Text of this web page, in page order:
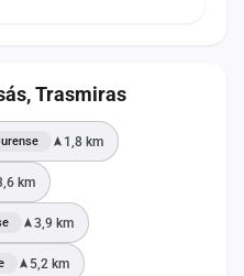
Trasmiras
1,8 km
km
3,9 km
5,2 km